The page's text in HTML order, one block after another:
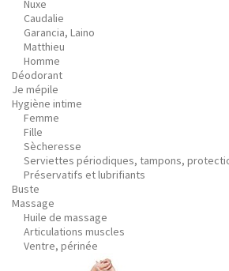
Nuxe
Caudalie
Garancia, Laino
Matthieu
Homme
Déodorant
Je mépile
Hygiène intime
Femme
Fille
Sècheresse
Serviettes périodiques, tampons,
Préservatifs et lubrifiants
Buste
Massage
Huile de massage
Articulations muscles
Ventre, périnée